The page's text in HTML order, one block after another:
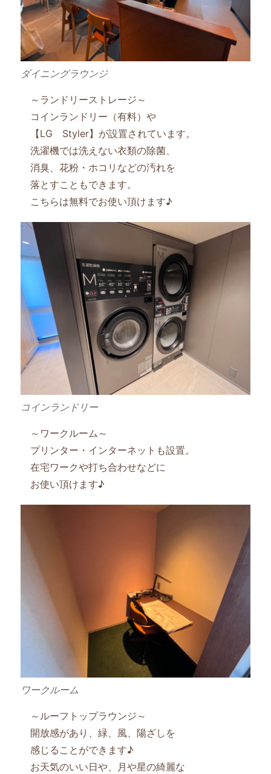
ダイニングラウンジ
～ランドリーストレージ～
コインランドリー（有料）や
【LG Styler】が設置されています。
洗濯機では洗えない衣類の除菌、
消臭、花粉・ホコリなどの汚れを
落とすこともできます。
こちらは無料でお使い頂けます♪
コインランドリー
～ワークルーム～
プリンター・インターネットも設置。
在宅ワークや打ち合わせなどに
お使い頂けます♪
ワークルーム
～ルーフトップラウンジ～
開放感があり、緑、風、陽ざしを
感じることができます♪
お天気のいい日や、月や星の綺麗な